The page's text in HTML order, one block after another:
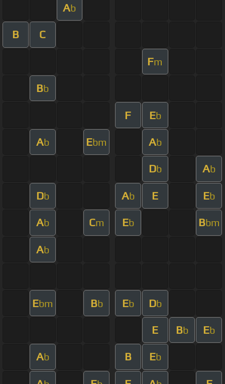
Ab
B C
Fm
Bb
F Eb
Ab Ebm Ab
Db Ab
Db Ab E Eb
Ab Cm Eb Bbm
Ab
Ebm Bb Eb Db
E Bb Eb
Ab B Eb